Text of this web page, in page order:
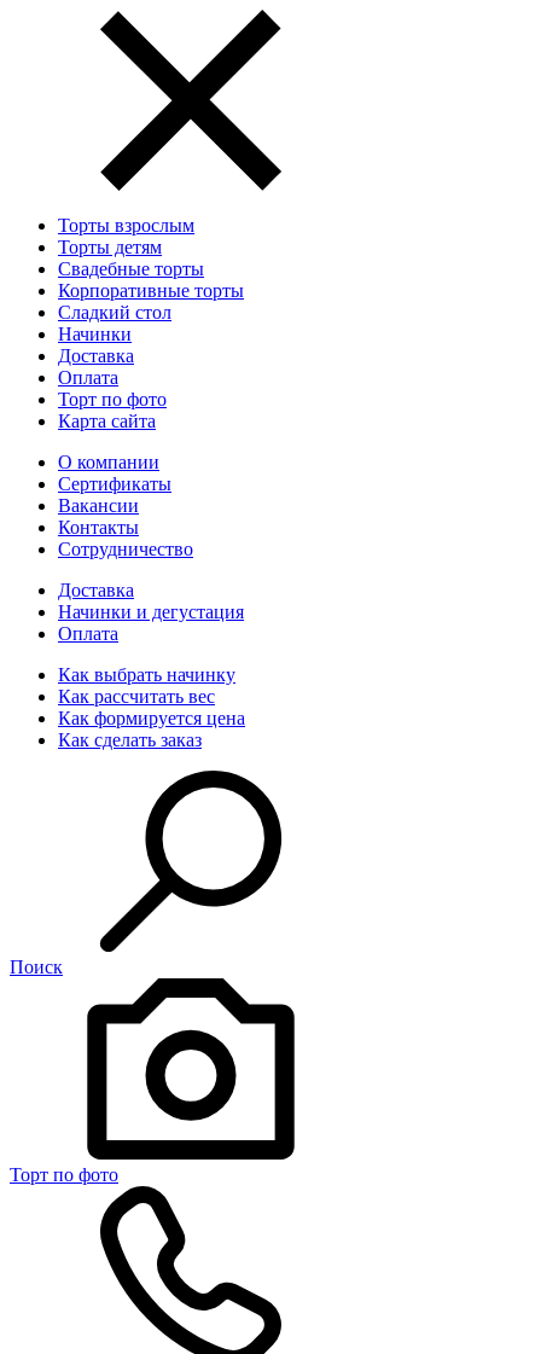
Торты взрослым
Торты детям
Свадебные торты
Корпоративные торты
Сладкий стол
Начинки
Доставка
Оплата
Торт по фото
Карта сайта
О компании
Сертификаты
Вакансии
Контакты
Сотрудничество
Доставка
Начинки и дегустация
Оплата
Как выбрать начинку
Как рассчитать вес
Как формируется цена
Как сделать заказ
Поиск
Торт по фото